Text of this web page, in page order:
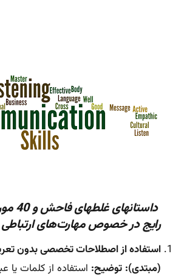
رایج در خصوص مهارت‌های ارتباطی
استفاده از اصطلاحات تخصصی بدون
(مبتدی): توضیح: استفاده از کلمات